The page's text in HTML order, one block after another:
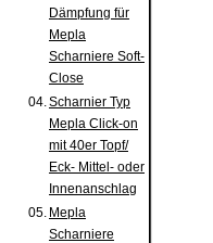
Dämpfung für
Mepla
Scharniere Soft-
Close
04.Scharnier Typ
Mepla Click-on
mit 40er Topf/
Eck- Mittel- oder
Innenanschlag
05. Mepla
Scharniere